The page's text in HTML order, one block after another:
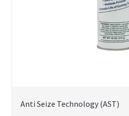
Anti Seize Technology (AST)